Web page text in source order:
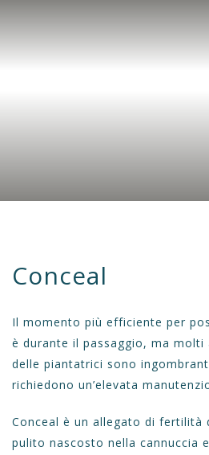
Conceal
Il momento più efficiente per
è durante il passaggio, ma molti
delle piantatrici sono
richiedono un’elevata
Conceal è un allegato di fertilità
pulito nascosto nella cannuccia